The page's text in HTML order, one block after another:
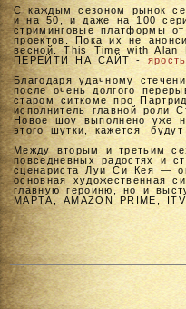
С каждым сезоном рынок
и на 50, и даже на 100
стриминговые платформы
проектов. Пока их не
весной. This Time with
ПЕРЕЙТИ НА САЙТ -
Благодаря удачному
после очень долгого
старом ситкоме про
исполнитель главной роли
Новое шоу выполнено уже
этого шутки, кажется,
Между вторым и третьим
повседневных радостях и
сценариста Луи Си Кея —
основная художественная
главную героиню, но и
МАРТА, AMAZON PRIME, ITV.